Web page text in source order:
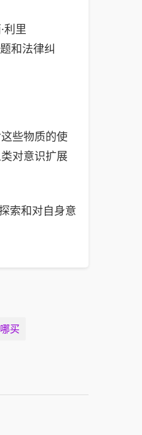
利里
和法律纠
些物质的使
对意识扩展
索和对自身意
买